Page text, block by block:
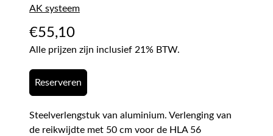
AK systeem
€55,10
Alle prijzen zijn inclusief 21% BTW.
Reserveren
Steelverlengstuk van aluminium. Verlenging van
de reikwijdte met 50 cm voor de HLA 56